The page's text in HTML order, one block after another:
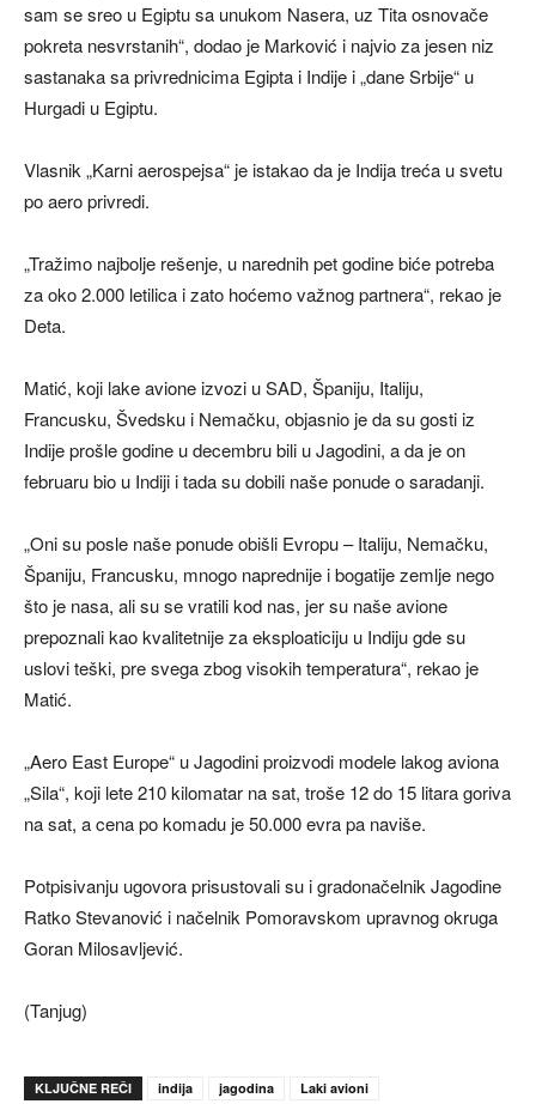
sam se sreo u Egiptu sa unukom Nasera, uz Tita osnovače
pokreta nesvrstanih“, dodao je Marković i najvio za jesen niz
sastanaka sa privrednicima Egipta i Indije i „dane Srbije“ u
Hurgadi u Egiptu.
Vlasnik „Karni aerospejsa“ je istakao da je Indija treća u svetu
po aero privredi.
„Tražimo najbolje rešenje, u narednih pet godine biće potreba
za oko 2.000 letilica i zato hoćemo važnog partnera“, rekao je
Deta.
Matić, koji lake avione izvozi u SAD, Španiju, Italiju,
Francusku, Švedsku i Nemačku, objasnio je da su gosti iz
Indije prošle godine u decembru bili u Jagodini, a da je on
februaru bio u Indiji i tada su dobili naše ponude o saradanji.
„Oni su posle naše ponude obišli Evropu – Italiju, Nemačku,
Španiju, Francusku, mnogo naprednije i bogatije zemlje nego
što je nasa, ali su se vratili kod nas, jer su naše avione
prepoznali kao kvalitetnije za eksploaticiju u Indiju gde su
uslovi teški, pre svega zbog visokih temperatura“, rekao je
Matić.
„Aero East Europe“ u Jagodini proizvodi modele lakog aviona
„Sila“, koji lete 210 kilomatar na sat, troše 12 do 15 litara goriva
na sat, a cena po komadu je 50.000 evra pa naviše.
Potpisivanju ugovora prisustovali su i gradonačelnik Jagodine
Ratko Stevanović i načelnik Pomoravskom upravnog okruga
Goran Milosavljević.
(Tanjug)
KLJUČNE REČI indija jagodina Laki avioni